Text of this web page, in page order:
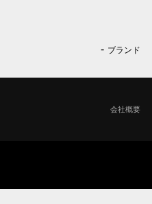
ブランド
会社概要